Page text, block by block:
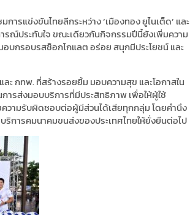
รแข่งขันไทยลีกระหว่าง ‘เมืองทอง ยูไนเต็ด’ และ
รณ์ประทับใจ ขณะเดียวกันกิจกรรมปีนี้ยังเพิ่มความ
กรอบรสช็อกโกแลต อร่อย สนุกมีประโยชน์ และ
ะ กทพ. ที่สร้างรอยยิ้ม มอบความสุข และโอกาสใน
รส่งมอบบริการที่มีประสิทธิภาพ เพื่อให้ผู้ใช้
วามรับผิดชอบต่อผู้มีส่วนได้เสียทุกกลุ่ม โดยคำนึง
การคมนาคมขนส่งของประเทศไทยให้ยั่งยืนต่อไป